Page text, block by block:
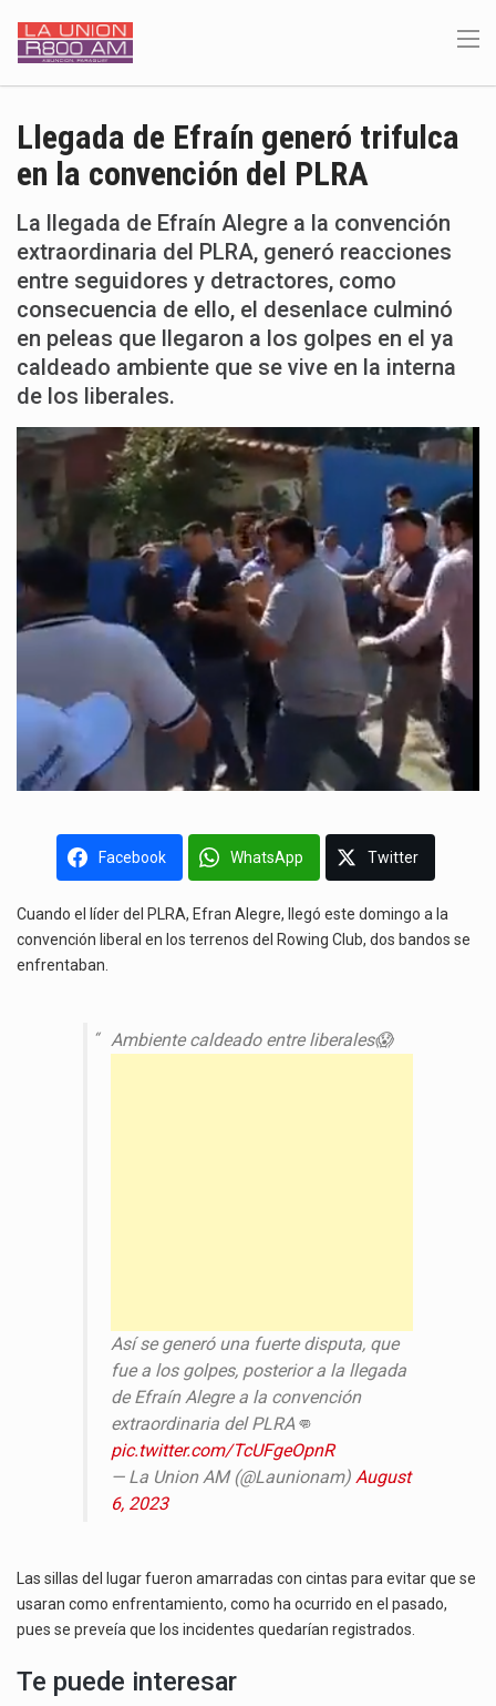
Llegada de Efraín generó trifulca
en la convención del PLRA
La llegada de Efraín Alegre a la convención
extraordinaria del PLRA, generó reacciones
entre seguidores y detractores, como
consecuencia de ello, el desenlace culminó
en peleas que llegaron a los golpes en el ya
caldeado ambiente que se vive en la interna
de los liberales.
Facebook WhatsApp Twitter
Cuando el líder del PLRA, Efran Alegre, llegó este domingo a la
convención liberal en los terrenos del Rowing Club, dos bandos se
enfrentaban.
Ambiente caldeado entre liberales😱
Así se generó una fuerte disputa, que
fue a los golpes, posterior a la llegada
de Efraín Alegre a la convención
extraordinaria del PLRA👊
pic.twitter.com/TcUFgeOpnR
— La Union AM (@Launionam) August
6, 2023
Las sillas del lugar fueron amarradas con cintas para evitar que se
usaran como enfrentamiento, como ha ocurrido en el pasado,
pues se preveía que los incidentes quedarían registrados.
Te puede interesar